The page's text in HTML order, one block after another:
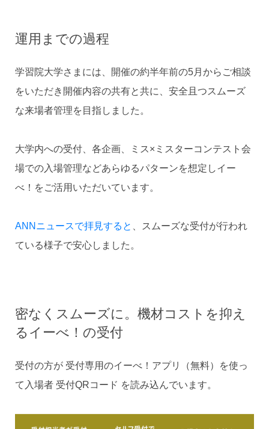
運用までの過程
学習院大学さまには、開催の約半年前の5月からご相談
をいただき開催内容の共有と共に、安全且つスムーズ
な来場者管理を目指しました。
大学内への受付、各企画、ミス×ミスターコンテスト会
場での入場管理などあらゆるパターンを想定しイー
べ！をご活用いただいています。
ANNニュースで拝見すると
、スムーズな受付が行われ
ている様子で安心しました。
密なくスムーズに。機材コストを抑え
るイーべ！の受付
受付の方が 受付専用のイーべ！アプリ（無料）を使っ
て入場者 受付QRコード を読み込んでいます。